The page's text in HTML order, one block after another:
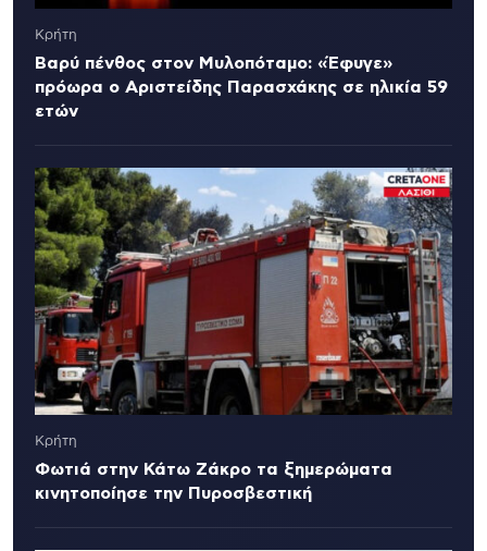
Κρήτη
Βαρύ πένθος στον Μυλοπόταμο: «Έφυγε»
πρόωρα ο Αριστείδης Παρασχάκης σε ηλικία 59
ετών
Κρήτη
Φωτιά στην Κάτω Ζάκρο τα ξημερώματα
κινητοποίησε την Πυροσβεστική